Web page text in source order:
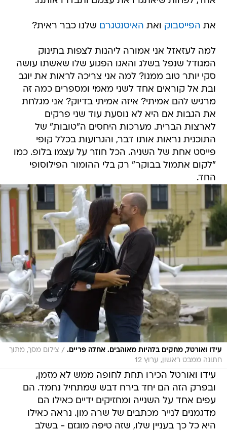
את הפייסבוק ואת האיסנטגרם שלנו כבר ראית?
למה לעזאזל אני אמורה ליהנות לצפות בתינוק
המגודל שנפל בשלג והאגו הפגוע שלו שאשתו עושה
סקי יותר טוב ממנו? למה אני צריכה לראות את יוגב
ובת אל קוראים אחד לשני מאמי ומספרים כמה זה
מרגיש להם אמיתי? איזה אמיתי בדיוק? אני מגלחת
את הגבות אם היא לא נוסעת עוד שני פרקים
לארצות הברית. מערכות היחסים ה"טובות" של
התוכנית נראות אותו דבר, והגרועות בכלל קופי
פייסט אחת של השניה. הכל חוזר על עצמו בלופ. כמו
"לקום אתמול בבוקר" רק בלי ההומור הפילוסופי
החד.
עידו ואורטל, מחקים בלהיות מאוהבים. אחלה פריים. / צילום מסך, מתוך
חתונה ממבט ראשון, ערוץ 12
עידו ואורטל הכירו תחת לחופה ממש לא מזמן,
ובפרק הזה הם יחד בירח דבש שמתחיל נחמד. הם
עפים אחד על השנייה ומחזיקים ידיים כאילו הם
מדגמנים לנייר מכתבים של שרה מון. נראה כאילו
היא כל כך בעניין שלו, שזה טיפה מוגזם - בשלב